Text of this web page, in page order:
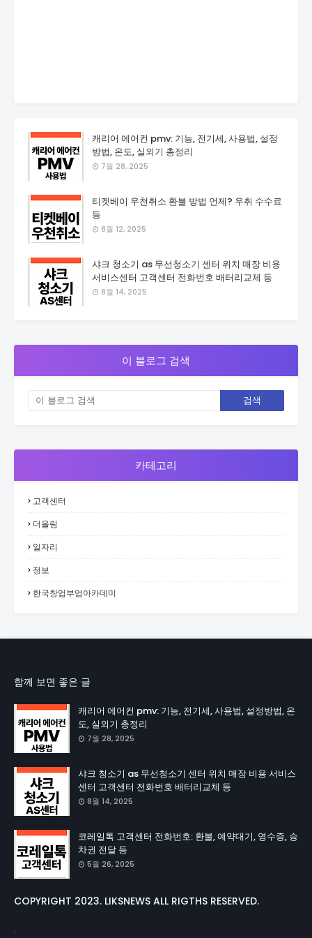
캐리어 에어컨 pmv: 기능, 전기세, 사용법, 설정
방법, 온도, 실외기 총정리
7월 28, 2025
티켓베이 우천취소 환불 방법 언제? 우취 수수료
등
8월 12, 2025
샤크 청소기 as 무선청소기 센터 위치 매장 비용
서비스센터 고객센터 전화번호 배터리교체 등
8월 14, 2025
이 블로그 검색
카테고리
고객센터
더올림
일자리
정보
한국창업부업아카데미
함께 보면 좋은 글
캐리어 에어컨 pmv: 기능, 전기세, 사용법, 설정방법, 온
도, 실외기 총정리
7월 28, 2025
샤크 청소기 as 무선청소기 센터 위치 매장 비용 서비스
센터 고객센터 전화번호 배터리교체 등
8월 14, 2025
코레일톡 고객센터 전화번호: 환불, 예약대기, 영수증, 승
차권 전달 등
5월 26, 2025
COPYRIGHT 2023. LIKSNEWS ALL RIGTHS RESERVED.
.